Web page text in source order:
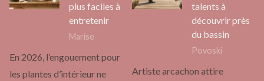
plus faciles à
entretenir
Marise
En 2026, l’engouement pour
les plantes d’intérieur ne
talents à
découvrir près
du bassin
Povoski
Artiste arcachon attire